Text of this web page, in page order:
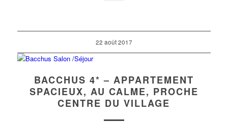
22 août 2017
BACCHUS 4* – APPARTEMENT
SPACIEUX, AU CALME, PROCHE
CENTRE DU VILLAGE